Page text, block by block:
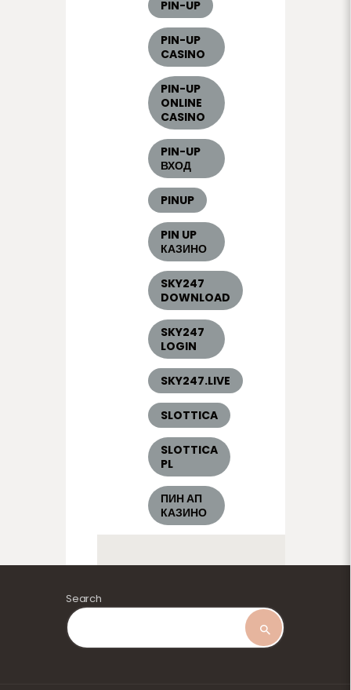
PIN-UP
PIN-UP
CASINO
PIN-UP
ONLINE
CASINO
PIN-UP
ВХОД
PINUP
PIN UP
КАЗИНО
SKY247
DOWNLOAD
SKY247
LOGIN
SKY247.LIVE
SLOTTICA
SLOTTICA
PL
ПИН АП
КАЗИНО
Search